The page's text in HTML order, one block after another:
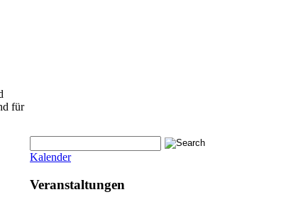
für
Kalender
Veranstaltungen